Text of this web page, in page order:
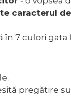
caracterul
7 culori
pregătire